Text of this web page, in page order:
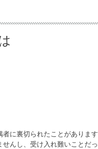
に裏切られたことがありま
んし、受け入れ難いことだっ